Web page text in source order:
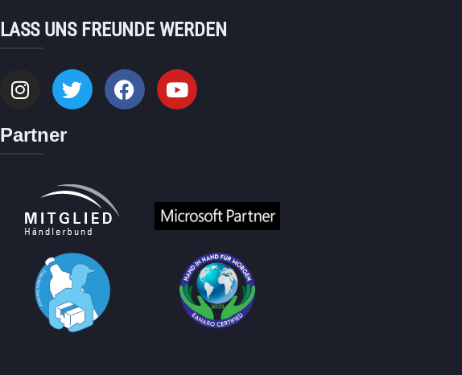
LASS UNS FREUNDE WERDEN
Partner